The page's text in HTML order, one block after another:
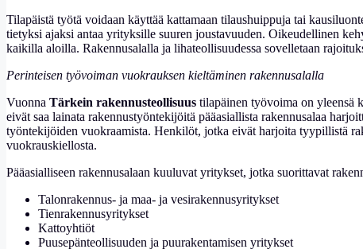
Tilapäistä työtä voidaan käyttää kattamaan tilaushuippuja tai
tietyksi ajaksi antaa yrityksille suuren joustavuuden. Oikeudellinen
kaikilla aloilla. Rakennusalalla ja lihateollisuudessa sovelletaan
Perinteisen työvoiman vuokrauksen kieltäminen rakennusalalla
Vuonna Tärkein rakennusteollisuus tilapäinen työvoima on yleensä
eivät saa lainata rakennustyöntekijöitä pääasiallista rakennusalaa
työntekijöiden vuokraamista. Henkilöt, jotka eivät harjoita tyypillistä
vuokrauskiellosta.
Pääasialliseen rakennusalaan kuuluvat yritykset, jotka suorittavat
Talonrakennus- ja maa- ja vesirakennusyritykset
Tienrakennusyritykset
Kattoyhtiöt
Puusepänteollisuuden ja puurakentamisen yritykset